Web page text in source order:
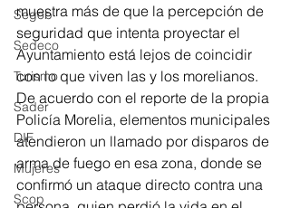
Segob
Sedeco
Turismo
Sader
DIF
Mujeres
Scop
muestra más de que la percepción de
seguridad que intenta proyectar el
Ayuntamiento está lejos de coincidir
con lo que viven las y los morelianos.
De acuerdo con el reporte de la propia
Policía Morelia, elementos municipales
atendieron un llamado por disparos de
arma de fuego en esa zona, donde se
confirmó un ataque directo contra una